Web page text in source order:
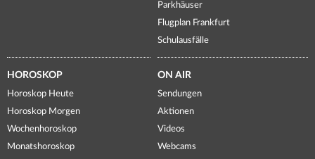
Parkhäuser
Flugplan Frankfurt
Schulausfälle
HOROSKOP
Horoskop Heute
Horoskop Morgen
Wochenhoroskop
Monatshoroskop
ON AIR
Sendungen
Aktionen
Videos
Webcams